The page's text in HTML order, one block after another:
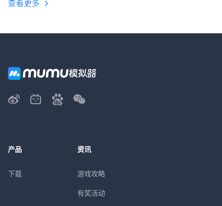
查看更多
产品
下载
资讯
游戏攻略
有奖活动